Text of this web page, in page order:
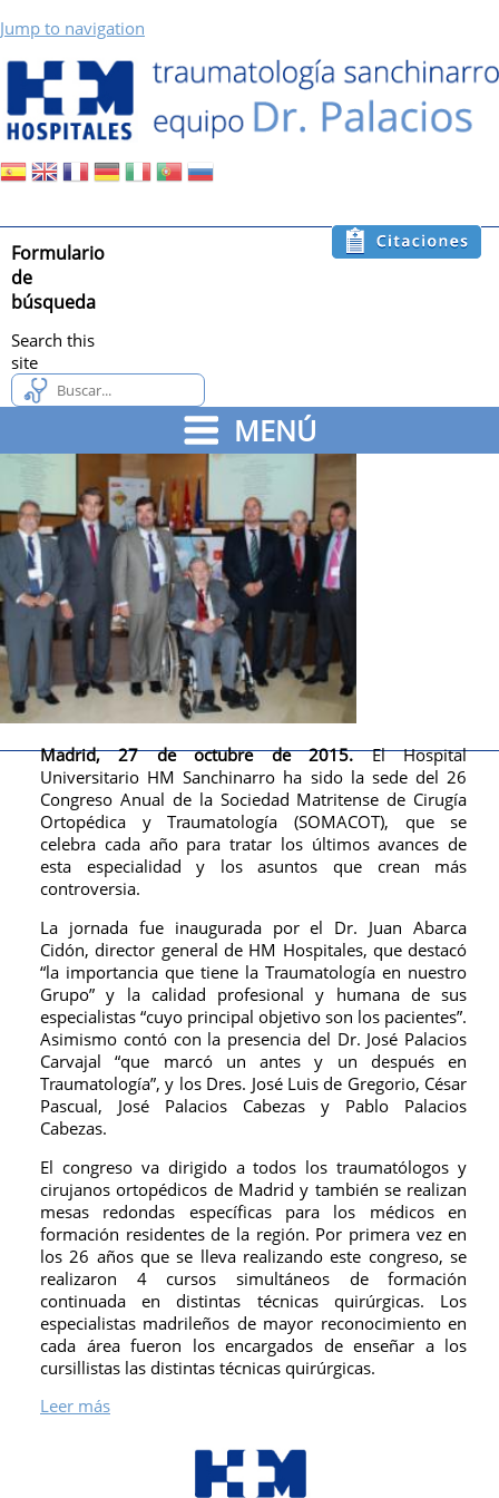
Jump to navigation
Formulario
de
búsqueda
Search this
site
MENÚ
Madrid, 27 de octubre de 2015.El Hospital
Universitario HM Sanchinarro ha sido la sede del 26
Congreso Anual de la Sociedad Matritense de Cirugía
Ortopédica y Traumatología (SOMACOT), que se
celebra cada año para tratar los últimos avances de
esta especialidad y los asuntos que crean más
controversia.
La jornada fue inaugurada por el Dr. Juan Abarca
Cidón, director general de HM Hospitales, que destacó
“la importancia que tiene la Traumatología en nuestro
Grupo” y la calidad profesional y humana de sus
especialistas “cuyo principal objetivo son los pacientes”.
Asimismo contó con la presencia del Dr. José Palacios
Carvajal “que marcó un antes y un después en
Traumatología”, y los Dres. José Luis de Gregorio, César
Pascual, José Palacios Cabezas y Pablo Palacios
Cabezas.
El congreso va dirigido a todos los traumatólogos y
cirujanos ortopédicos de Madrid y también se realizan
mesas redondas específicas para los médicos en
formación residentes de la región. Por primera vez en
los 26 años que se lleva realizando este congreso, se
realizaron 4 cursos simultáneos de formación
continuada en distintas técnicas quirúrgicas. Los
especialistas madrileños de mayor reconocimiento en
cada área fueron los encargados de enseñar a los
cursillistas las distintas técnicas quirúrgicas.
Leer más